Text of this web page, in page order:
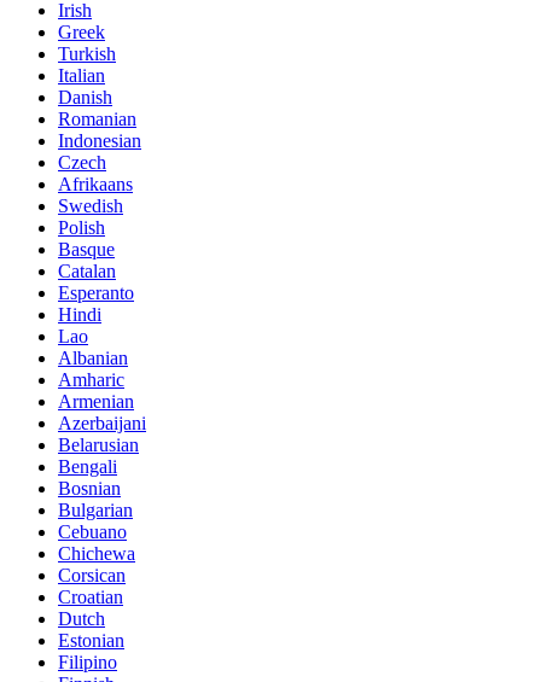
Irish
Greek
Turkish
Italian
Danish
Romanian
Indonesian
Czech
Afrikaans
Swedish
Polish
Basque
Catalan
Esperanto
Hindi
Lao
Albanian
Amharic
Armenian
Azerbaijani
Belarusian
Bengali
Bosnian
Bulgarian
Cebuano
Chichewa
Corsican
Croatian
Dutch
Estonian
Filipino